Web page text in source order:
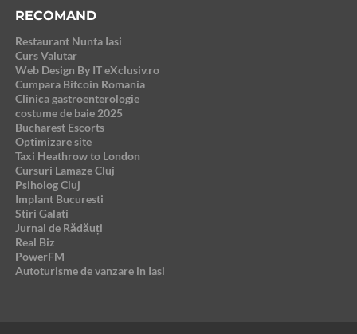
RECOMAND
Restaurant Nunta Iasi
Curs Valutar
Web Design By IT eXclusiv.ro
Cumpara Bitcoin Romania
Clinica gastroenterologie
costume de baie 2025
Bucharest Escorts
Optimizare site
Taxi Heathrow to London
Cursuri Lamaze Cluj
Psiholog Cluj
Implant Bucuresti
Stiri Galati
Jurnal de Rădăuți
Real Biz
PowerFM
Autoturisme de vanzare in Iasi